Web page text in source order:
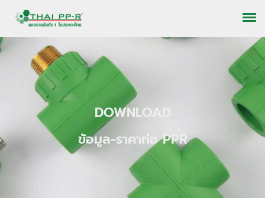
DOWNLOAD
ข้อมูล-ราคาท่อ PPR